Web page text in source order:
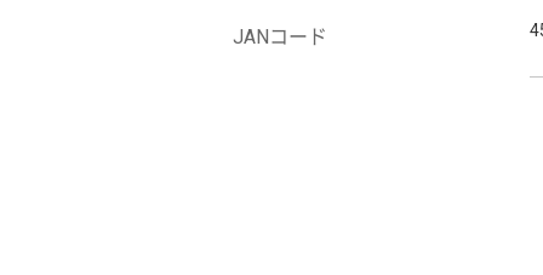
JANコード